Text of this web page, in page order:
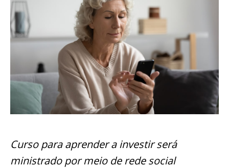
Curso para aprender a investir será
ministrado por meio de rede social